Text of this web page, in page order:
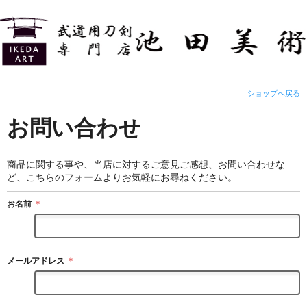
ショップへ戻る
お問い合わせ
商品に関する事や、当店に対するご意見ご感想、お問い合わせな
ど、こちらのフォームよりお気軽にお尋ねください。
お名前 ＊
メールアドレス ＊